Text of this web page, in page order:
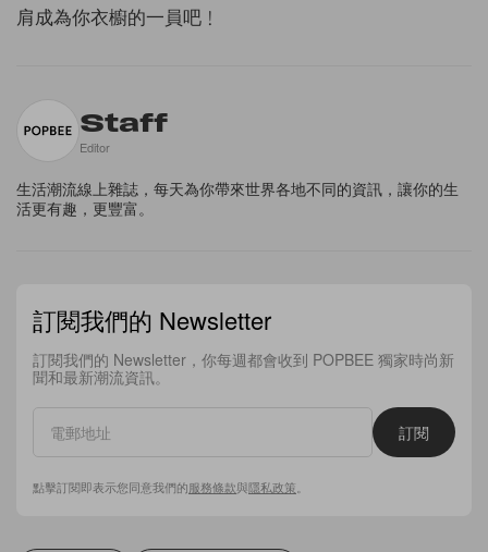
肩成為你衣櫥的一員吧﹗
Staff
Editor
生活潮流線上雜誌，每天為你帶來世界各地不同的資訊，讓你的生
活更有趣，更豐富。
訂閱我們的 Newsletter
訂閱我們的 Newsletter，你每週都會收到 POPBEE 獨家時尚新
聞和最新潮流資訊。
訂閱
點擊訂閱即表示您同意我們的服務條款與隱私政策